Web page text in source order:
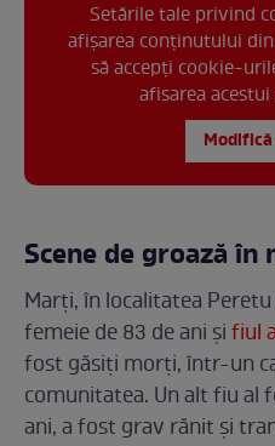
Setările tale privind
afișarea conținutului din
să accepți cookie-
afisarea
Scene de groază
Marți, în localitatea
femeie de 83 de ani șifiul
fost găsiți morți, într-un
comunitatea. Un alt fiu al
ani, a fost grav rănit și